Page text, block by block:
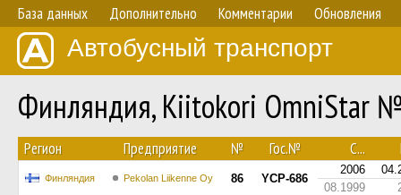
База данных Дополнительно Комментарии Обновления
Автобусный транспорт
Финляндия, Kiitokori OmniStar
Регион Предприятие № Гос.№ С...
Финляндия Pekolan Liikenne Oy 86 YCP-686
2006
08.1999